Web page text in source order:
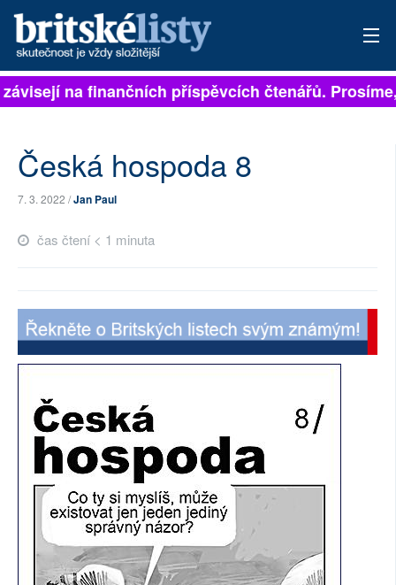
PŘIHLÁSIT
ARCHIV
AUTOŘI
SOCIÁLNÍ SÍTĚ
RUBRIKY
PLNÁ VERZE STRÁNEK
na finančních příspěvcích čtenářů. Prosíme,
Česká hospoda 8
7. 3. 2022 /Jan Paul
čas čtení < 1 minuta